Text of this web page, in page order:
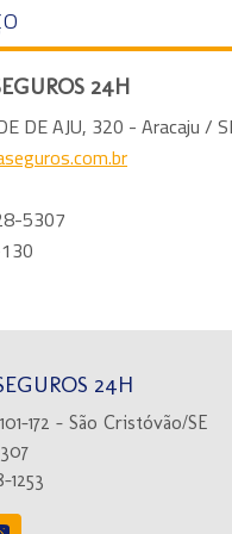
24H
DE AJU, 320 - Aracaju /
5307
24H
172 - São Cristóvão/SE
1253